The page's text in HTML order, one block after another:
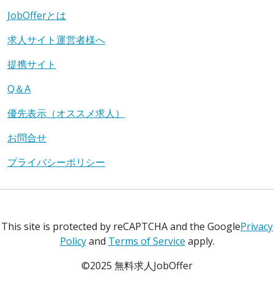
JobOfferとは
求人サイト運営者様へ
提携サイト
Q＆A
優先表示（オススメ求人）
お問合せ
プライバシーポリシー
This site is protected by reCAPTCHA and the GooglePrivacy
Policyand Terms of Service apply.
©2025 無料求人JobOffer